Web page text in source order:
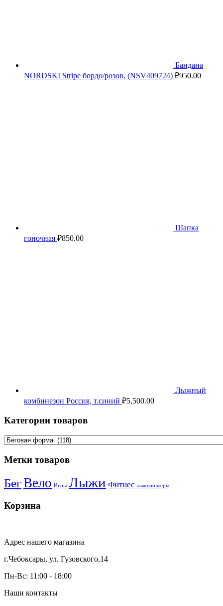
Бандана
NORDSKI Stripe бордо/розов, (NSV409724) ₽950.00
Шапка
гоночная ₽850.00
Лыжный
комбинезон Россия, т.синий ₽5,500.00
Категории товаров
Метки товаров
БегВело Игры Лыжи Фитнес лыжероллеры
Корзина
Адрес нашего магазина
г.Чебоксары, ул. Гузовского,14
Пн-Вс: 11:00 - 18:00
Наши контакты